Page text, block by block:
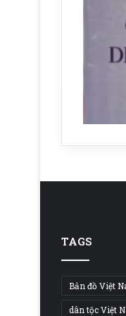
TAGS
Bản đồ Việt
dân tộc Việt